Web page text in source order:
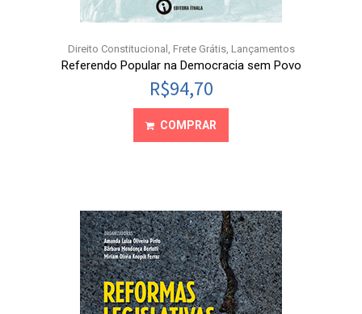
Direito Constitucional , Frete Grátis, Lançamentos
Referendo Popular na Democracia sem Povo
R$94,70
COMPRAR